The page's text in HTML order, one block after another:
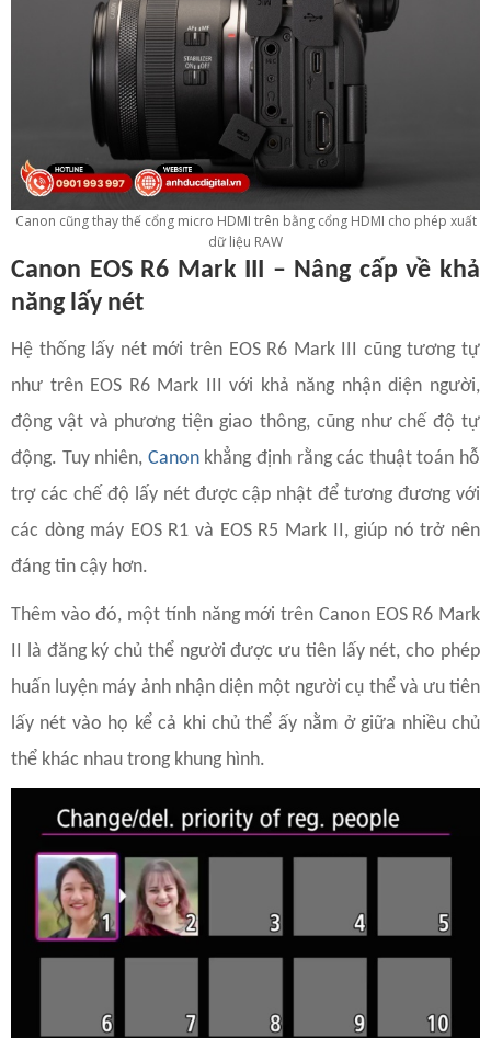
Canon cũng thay thế cổng micro HDMI trên bằng cổng HDMI cho phép xuất
dữ liệu RAW
Canon EOS R6 Mark III – Nâng cấp về khả
năng lấy nét
Hệ thống lấy nét mới trên EOS R6 Mark III cũng tương tự
như trên EOS R6 Mark III với khả năng nhận diện người,
động vật và phương tiện giao thông, cũng như chế độ tự
động. Tuy nhiên, Canon khẳng định rằng các thuật toán hỗ
trợ các chế độ lấy nét được cập nhật để tương đương với
các dòng máy EOS R1 và EOS R5 Mark II, giúp nó trở nên
đáng tin cậy hơn.
Thêm vào đó, một tính năng mới trên Canon EOS R6 Mark
II là đăng ký chủ thể người được ưu tiên lấy nét, cho phép
huấn luyện máy ảnh nhận diện một người cụ thể và ưu tiên
lấy nét vào họ kể cả khi chủ thể ấy nằm ở giữa nhiều chủ
thể khác nhau trong khung hình.